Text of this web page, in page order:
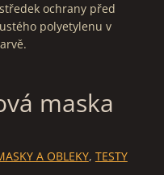
ochrany před
polyetylenu v
olivové barvě.
maska
A OBLEKY, TESTY